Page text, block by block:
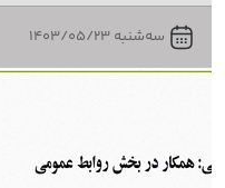
سه‌شنبه 1403/05/23